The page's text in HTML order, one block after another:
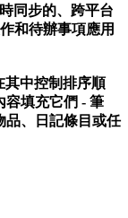
同步的、跨平台
和待辦事項應用
其中控制排序順
容填充它們 - 筆
品、日記條目或任